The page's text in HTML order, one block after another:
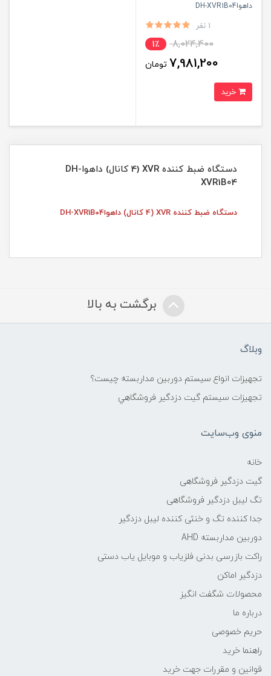
داهواDH-XVR1B04
1 نفر
8,024,400 1٪
7,981,200 تومان
دستگاه ضبط کننده XVR (4 کانال) داهواDH-
XVR1B04
دستگاه ضبط کننده XVR (4 کانال) داهواDH-XVR1B04
برگشت به بالا
وبلاگ
تجهیزات انواع سیستم دوربین مداربسته چيست؟
تجهیزات سیستم گيت دزدگیر فروشگاهي
منوی وب‌سایت
خانه
گیت دزدگیر فروشگاهی
تگ لیبل دزدگیر فروشگاهی
جدا کننده تگ و خنثی کننده لیبل دزدگیر
دوربین مداربسته AHD
راکت بازرسی بدنی فلزیاب و موبایل یاب دستی
دزدگیر اماکن
محصولات شگفت انگیز
درباره ما
حریم خصوصی
راهنما خرید
قوانین و مقررات جهت خرید